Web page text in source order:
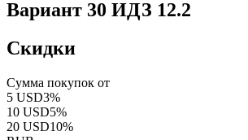
Вариант 30 ИДЗ 12.2
Скидки
Сумма покупок от
5 USD3%
10 USD5%
20 USD10%